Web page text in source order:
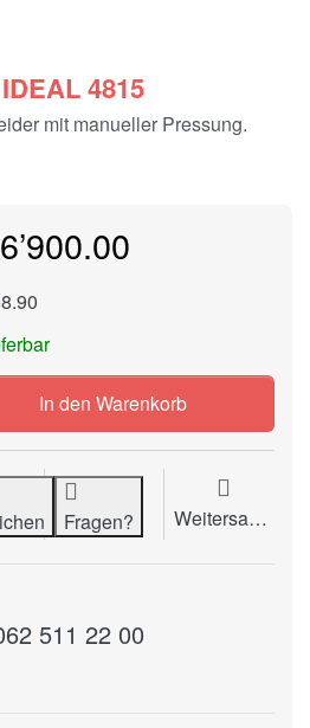
4815
mit manueller Pressung.
IDEAL 4815 zu CHF
In den Warenkorb
Fragen? Weitersagen
511 22 00